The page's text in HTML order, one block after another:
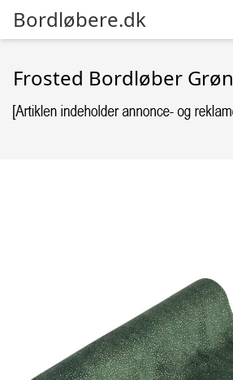
Bordløbere.dk
Frosted Bordløber Grøn